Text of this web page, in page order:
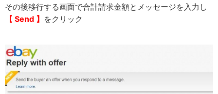
その後移行する画面で合計請求金額とメッセージを入力し
【 Send 】 をクリック